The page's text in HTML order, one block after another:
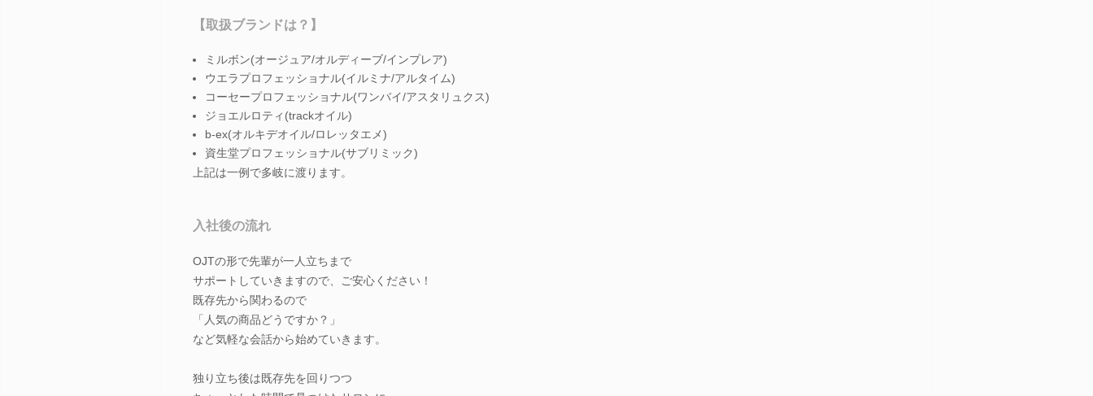
【取扱ブランドは？】
ミルボン(オージュア/オルディーブ/インプレア)
ウエラプロフェッショナル(イルミナ/アルタイム)
コーセープロフェッショナル(ワンバイ/アスタリュクス)
ジョエルロティ(trackオイル)
b-ex(オルキデオイル/ロレッタエメ)
資生堂プロフェッショナル(サブリミック)
上記は一例で多岐に渡ります。
入社後の流れ
OJTの形で先輩が一人立ちまで
サポートしていきますので、ご安心ください！
既存先から関わるので
「人気の商品どうですか？」
など気軽な会話から始めていきます。
独り立ち後は既存先を回りつつ